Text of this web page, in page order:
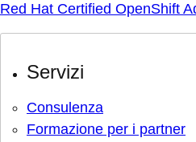
Red Hat Certified OpenShift
Servizi
Consulenza
Formazione per i partner